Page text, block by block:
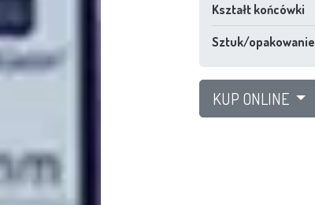
Kształt końcówki
Sztuk/opakowanie
KUP ONLINE